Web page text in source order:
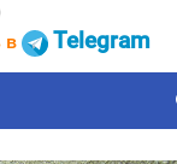
в Telegram